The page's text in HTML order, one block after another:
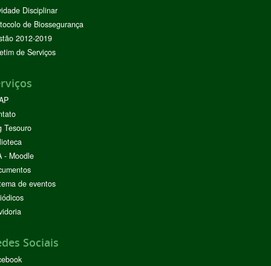
Disciplinar
de Biossegurança
2012-2019
de Serviços
Tesouro
- Moodle
de eventos
Sociais